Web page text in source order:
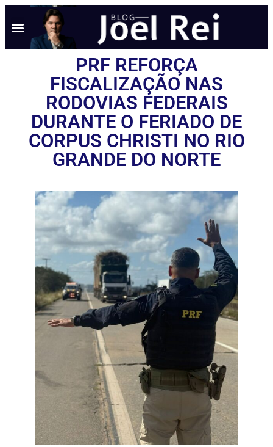
PRF REFORÇA
FISCALIZAÇÃO NAS
RODOVIAS FEDERAIS
DURANTE O FERIADO DE
CORPUS CHRISTI NO RIO
GRANDE DO NORTE